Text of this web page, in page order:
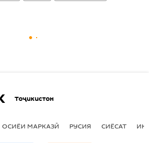
Тоҷикистон
ОСИЁИ МАРКАЗӢ РУСИЯ СИЁСАТ